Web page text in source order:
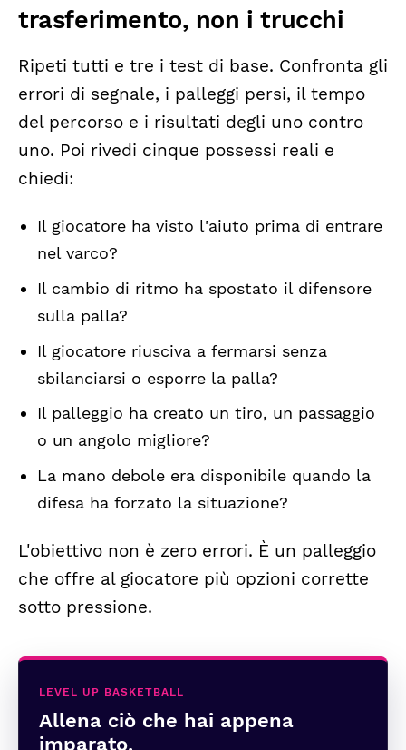
trasferimento, non i trucchi
Ripeti tutti e tre i test di base. Confronta gli
errori di segnale, i palleggi persi, il tempo
del percorso e i risultati degli uno contro
uno. Poi rivedi cinque possessi reali e
chiedi:
Il giocatore ha visto l'aiuto prima di entrare
nel varco?
Il cambio di ritmo ha spostato il difensore
sulla palla?
Il giocatore riusciva a fermarsi senza
sbilanciarsi o esporre la palla?
Il palleggio ha creato un tiro, un passaggio
o un angolo migliore?
La mano debole era disponibile quando la
difesa ha forzato la situazione?
L'obiettivo non è zero errori. È un palleggio
che offre al giocatore più opzioni corrette
sotto pressione.
LEVEL UP BASKETBALL
Allena ciò che hai appena
imparato.